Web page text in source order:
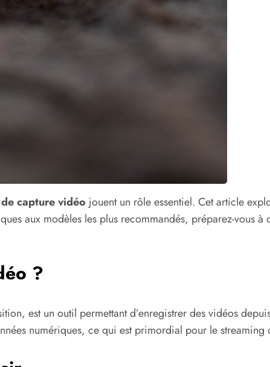
capture vidéo jouent un rôle essentiel. Cet article
aux modèles les plus recommandés, préparez-vous à
?
est un outil permettant d’enregistrer des vidéos
numériques, ce qui est primordial pour le